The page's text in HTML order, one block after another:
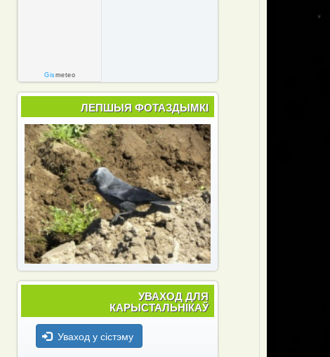
Gismeteo
ЛЕПШЫЯ ФОТАЗДЫМКІ
УВАХОД ДЛЯ
КАРЫСТАЛЬНІКАЎ
Уваход у сістэму